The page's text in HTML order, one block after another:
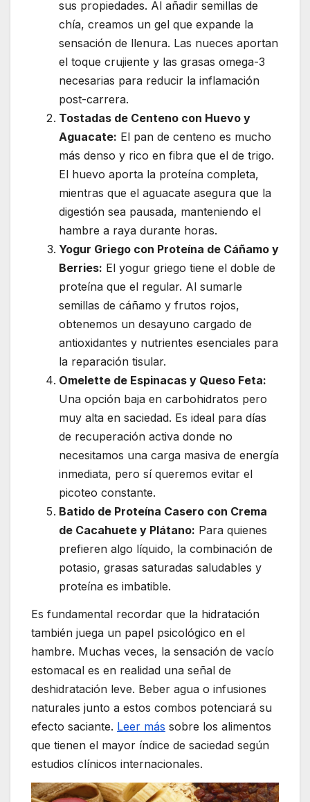
sus propiedades. Al añadir semillas de
chía, creamos un gel que expande la
sensación de llenura. Las nueces aportan
el toque crujiente y las grasas omega-3
necesarias para reducir la inflamación
post-carrera.
Tostadas de Centeno con Huevo y
Aguacate: El pan de centeno es mucho
más denso y rico en fibra que el de trigo.
El huevo aporta la proteína completa,
mientras que el aguacate asegura que la
digestión sea pausada, manteniendo el
hambre a raya durante horas.
Yogur Griego con Proteína de Cáñamo y
Berries: El yogur griego tiene el doble de
proteína que el regular. Al sumarle
semillas de cáñamo y frutos rojos,
obtenemos un desayuno cargado de
antioxidantes y nutrientes esenciales para
la reparación tisular.
Omelette de Espinacas y Queso Feta:
Una opción baja en carbohidratos pero
muy alta en saciedad. Es ideal para días
de recuperación activa donde no
necesitamos una carga masiva de energía
inmediata, pero sí queremos evitar el
picoteo constante.
Batido de Proteína Casero con Crema
de Cacahuete y Plátano: Para quienes
prefieren algo líquido, la combinación de
potasio, grasas saturadas saludables y
proteína es imbatible.
Es fundamental recordar que la hidratación
también juega un papel psicológico en el
hambre. Muchas veces, la sensación de vacío
estomacal es en realidad una señal de
deshidratación leve. Beber agua o infusiones
naturales junto a estos combos potenciará su
efecto saciante. Leer más sobre los alimentos
que tienen el mayor índice de saciedad según
estudios clínicos internacionales.